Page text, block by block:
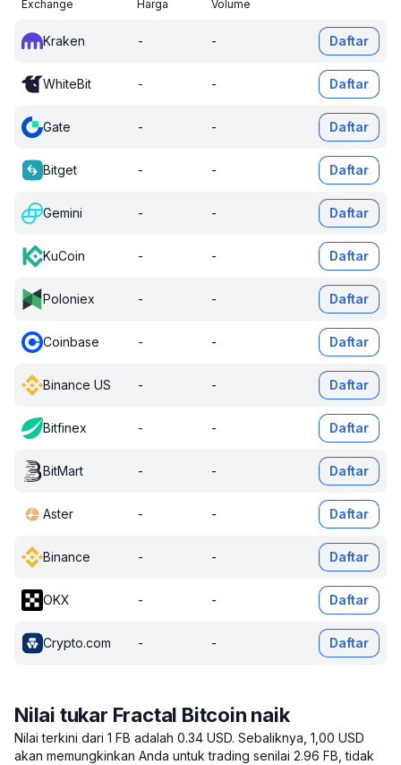
Exchange Harga Volume
Kraken - - Daftar
WhiteBit - - Daftar
Gate - - Daftar
Bitget - - Daftar
Gemini - - Daftar
KuCoin - - Daftar
Poloniex - - Daftar
Coinbase - - Daftar
Binance US - - Daftar
Bitfinex - - Daftar
BitMart - - Daftar
Aster - - Daftar
Binance - - Daftar
OKX - - Daftar
Crypto.com - - Daftar
Nilai tukar Fractal Bitcoin naik
Nilai terkini dari 1 FB adalah 0.34 USD. Sebaliknya, 1,00 USD
akan memungkinkan Anda untuk trading senilai 2.96 FB, tidak